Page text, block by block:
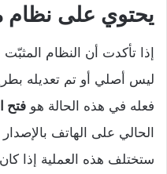
يحتوي على نظام
إذا تأكدت أن النظام
ليس أصلي أو تم تعديله
فعله في هذه الحالة هو فتح
الحالي على الهاتف